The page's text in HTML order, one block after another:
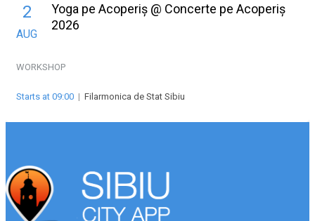
2
AUG
Yoga pe Acoperiș @ Concerte pe Acoperiș
2026
WORKSHOP
Starts at 09:00 | Filarmonica de Stat Sibiu